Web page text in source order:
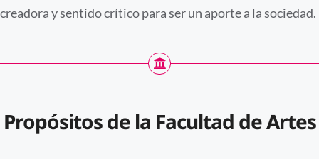
creadora y sentido crítico para ser un aporte a la sociedad.
Propósitos de la Facultad de Artes